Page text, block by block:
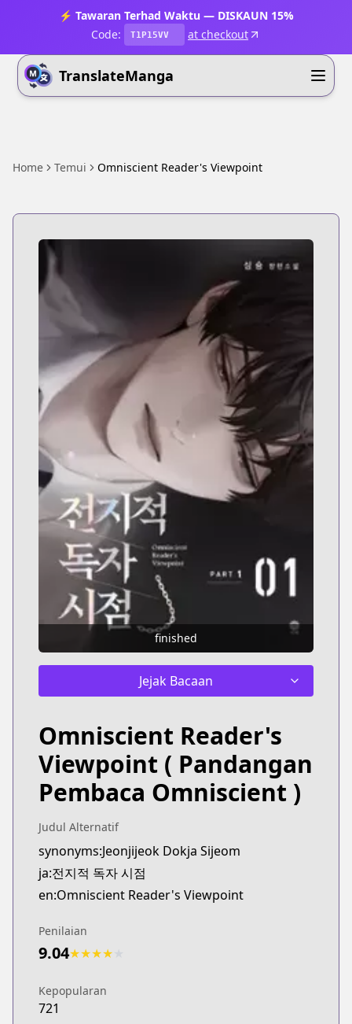
⚡ Tawaran Terhad Waktu — DISKAUN 15%
Code:
T1P15VV at checkout
TranslateManga
Home Temui Omniscient Reader's Viewpoint
finished
Jejak Bacaan
Omniscient Reader's
Viewpoint ( Pandangan
Pembaca Omniscient )
Judul Alternatif
synonyms:Jeonjijeok Dokja Sijeom
ja:전지적 독자 시점
en:Omniscient Reader's Viewpoint
Penilaian
9.04★★★★
Kepopularan
721